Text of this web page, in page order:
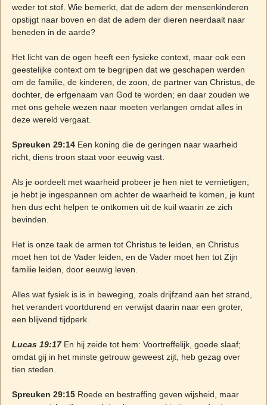
weder tot stof. Wie bemerkt, dat de adem der mensenkinderen
opstijgt naar boven en dat de adem der dieren neerdaalt naar
beneden in de aarde?
Het licht van de ogen heeft een fysieke context, maar ook een
geestelijke context om te begrijpen dat we geschapen werden
om de familie, de kinderen, de zoon, de partner van Christus, de
dochter, de erfgenaam van God te worden; en daar zouden we
met ons gehele wezen naar moeten verlangen omdat alles in
deze wereld vergaat.
Spreuken 29:14Een koning die de geringen naar waarheid
richt, diens troon staat voor eeuwig vast.
Als je oordeelt met waarheid probeer je hen niet te vernietigen;
je hebt je ingespannen om achter de waarheid te komen, je kunt
hen dus echt helpen te ontkomen uit de kuil waarin ze zich
bevinden.
Het is onze taak de armen tot Christus te leiden, en Christus
moet hen tot de Vader leiden, en de Vader moet hen tot Zijn
familie leiden, door eeuwig leven.
Alles wat fysiek is is in beweging, zoals drijfzand aan het strand,
het verandert voortdurend en verwijst daarin naar een groter,
een blijvend tijdperk.
Lucas 19:17En hij zeide tot hem: Voortreffelijk, goede slaaf;
omdat gij in het minste getrouw geweest zijt, heb gezag over
tien steden.
Spreuken 29:15Roede en bestraffing geven wijsheid, maar